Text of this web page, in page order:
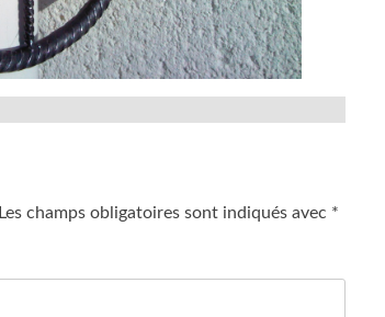
Les champs obligatoires sont indiqués avec *